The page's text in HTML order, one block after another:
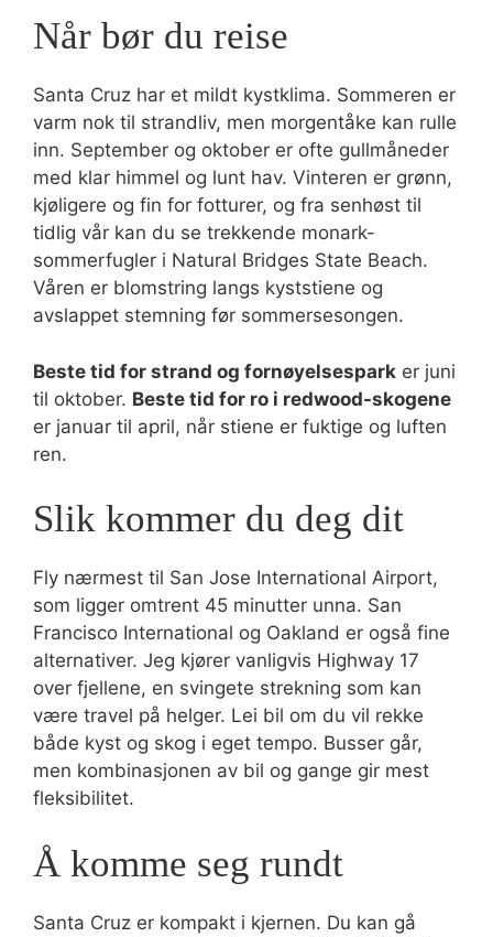
Når bør du reise
Santa Cruz har et mildt kystklima. Sommeren er
varm nok til strandliv, men morgentåke kan rulle
inn. September og oktober er ofte gullmåneder
med klar himmel og lunt hav. Vinteren er grønn,
kjøligere og fin for fotturer, og fra senhøst til
tidlig vår kan du se trekkende monark-
sommerfugler i Natural Bridges State Beach.
Våren er blomstring langs kyststiene og
avslappet stemning før sommersesongen.
Beste tid for strand og fornøyelsespark er juni
til oktober. Beste tid for ro i redwood-skogene
er januar til april, når stiene er fuktige og luften
ren.
Slik kommer du deg dit
Fly nærmest til San Jose International Airport,
som ligger omtrent 45 minutter unna. San
Francisco International og Oakland er også fine
alternativer. Jeg kjører vanligvis Highway 17
over fjellene, en svingete strekning som kan
være travel på helger. Lei bil om du vil rekke
både kyst og skog i eget tempo. Busser går,
men kombinasjonen av bil og gange gir mest
fleksibilitet.
Å komme seg rundt
Santa Cruz er kompakt i kjernen. Du kan gå